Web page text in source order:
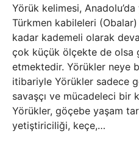
Yörük kelimesi,
Türkmen kabileleri (Obalar)
kadar kademeli olarak
çok küçük ölçekte de olsa
etmektedir. Yörükler neye
itibariyle Yörükler sadece
savaşçı ve mücadeleci bir
Yörükler, göçebe yaşam
yetiştiriciliği, keçe,…